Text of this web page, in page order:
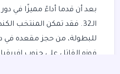
بعد أن قدما أداءً مميزًا في
الـ32. فقد تمكن المنتخب
للبطولة، من حجز مقعده في